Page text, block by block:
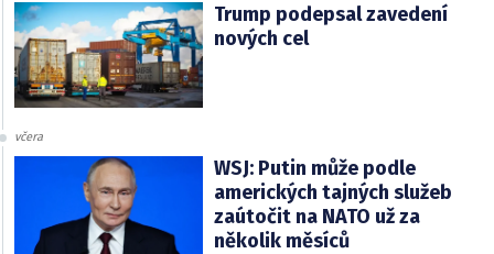
Trump podepsal zavedení
nových cel
včera
WSJ: Putin může podle
amerických tajných služeb
zaútočit na NATO už za
několik měsíců